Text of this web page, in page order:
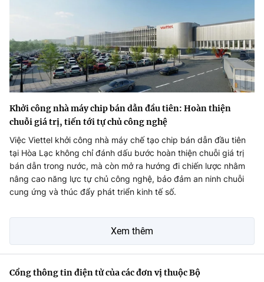
Khởi công nhà máy chip bán dẫn đầu tiên: Hoàn thiện
chuỗi giá trị, tiến tới tự chủ công nghệ
Việc Viettel khởi công nhà máy chế tạo chip bán dẫn đầu tiên
tại Hòa Lạc không chỉ đánh dấu bước hoàn thiện chuỗi giá trị
bán dẫn trong nước, mà còn mở ra hướng đi chiến lược nhằm
nâng cao năng lực tự chủ công nghệ, bảo đảm an ninh chuỗi
cung ứng và thúc đẩy phát triển kinh tế số.
Xem thêm
Cổng thông tin điện tử của các đơn vị thuộc Bộ